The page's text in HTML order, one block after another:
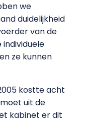
we
duidelijkheid
van de
individuele
ze kunnen
kostte acht
uit de
kabinet er dit